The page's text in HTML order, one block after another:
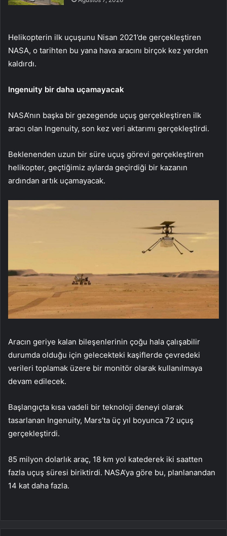
Helikopterin ilk uçuşunu Nisan 2021’de gerçekleştiren
NASA, o tarihten bu yana hava aracını birçok kez yerden
kaldırdı.
Ingenuity bir daha uçamayacak
NASA’nın başka bir gezegende uçuş gerçekleştiren ilk
aracı olan Ingenuity, son kez veri aktarımı gerçekleştirdi.
Beklenenden uzun bir süre uçuş görevi gerçekleştiren
helikopter, geçtiğimiz aylarda geçirdiği bir kazanın
ardından artık uçamayacak.
Aracın geriye kalan bileşenlerinin çoğu hala çalışabilir
durumda olduğu için gelecekteki kaşiflerde çevredeki
verileri toplamak üzere bir monitör olarak kullanılmaya
devam edilecek.
Başlangıçta kısa vadeli bir teknoloji deneyi olarak
tasarlanan Ingenuity, Mars’ta üç yıl boyunca 72 uçuş
gerçekleştirdi.
85 milyon dolarlık araç, 18 km yol katederek iki saatten
fazla uçuş süresi biriktirdi. NASA’ya göre bu, planlanandan
14 kat daha fazla.